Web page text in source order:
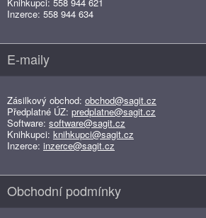
Inzerce: 558 944 634
E-maily
Zásilkový obchod: obchod@sagit.cz
Předplatné ÚZ: predplatne@sagit.cz
Software: software@sagit.cz
Knihkupci: knihkupci@sagit.cz
Inzerce: inzerce@sagit.cz
Obchodní podmínky